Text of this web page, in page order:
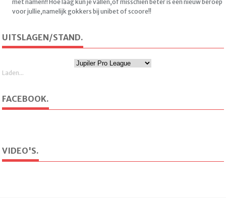
met namen!! Hoe laag kun je vallen,of misschien beter is een nieuw beroep
voor jullie,namelijk gokkers bij unibet of scoore!!
UITSLAGEN/STAND.
Laden...
FACEBOOK.
VIDEO'S.